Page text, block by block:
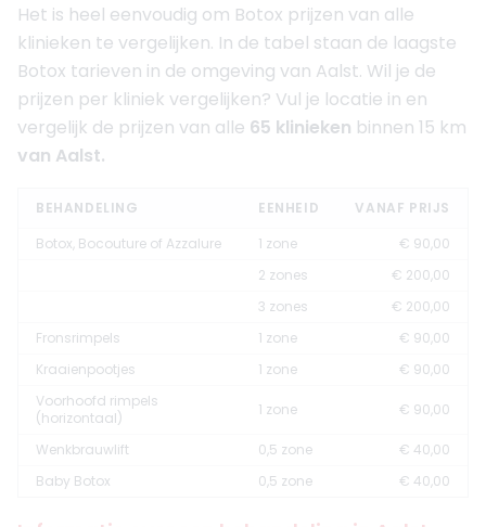
Het is heel eenvoudig om Botox prijzen van alle
klinieken te vergelijken. In de tabel staan de laagste
Botox tarieven in de omgeving van Aalst. Wil je de
prijzen per kliniek vergelijken? Vul je locatie in en
vergelijk de prijzen van alle 65 klinieken binnen 15 km
van Aalst.
BEHANDELING EENHEID
VANAF PRIJS
Botox, Bocouture of Azzalure
1 zone
€ 90,00
2 zones
€ 200,00
3 zones
€ 200,00
Fronsrimpels
1 zone
€ 90,00
Kraaienpootjes
1 zone
€ 90,00
Voorhoofd rimpels
(horizontaal)
1 zone € 90,00
Wenkbrauwlift 0,5 zone
€ 40,00
Baby Botox
0,5 zone € 40,00